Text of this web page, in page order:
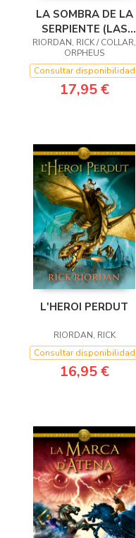
LA SOMBRA DE LA
SERPIENTE (LAS
CRÓNICAS DE LOS
KANE [CÓMIC] 3)
RIORDAN, RICK / COLLAR,
ORPHEUS
Consultar disponibilidad
17,95 €
L'HEROI PERDUT
RIORDAN, RICK
Consultar disponibilidad
16,95 €